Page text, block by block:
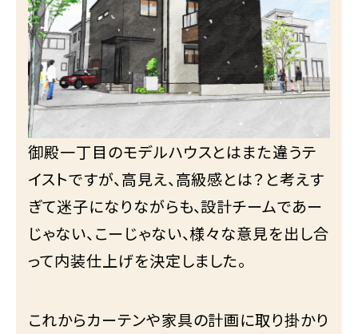
御殿一丁目のモデルハウスとはまた違うテ
イストですが、高見え、高級感とは？と考えす
ぎて迷子になりながらも、設計チームであー
じゃない、こーじゃない、様々な意見を出し合
って内装仕上げを決定しました。
これからカーテンや家具の計画に取り掛かり